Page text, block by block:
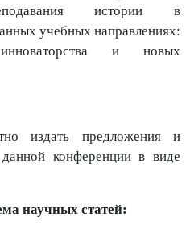
истории в
учебных направлениях:
и новых
издать предложения и
конференции в виде
научных статей: